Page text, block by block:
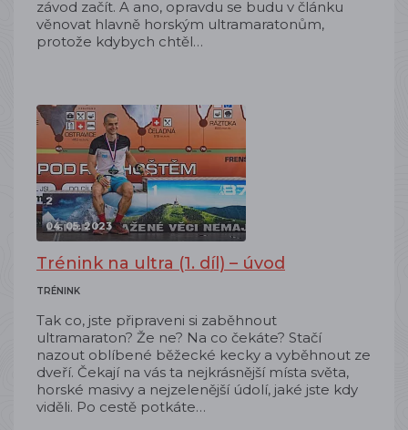
závod začít. A ano, opravdu se budu v článku
věnovat hlavně horským ultramaratonům,
protože kdybych chtěl…
04. 05. 2023
Trénink na ultra (1. díl) – úvod
TRÉNINK
Tak co, jste připraveni si zaběhnout
ultramaraton? Že ne? Na co čekáte? Stačí
nazout oblíbené běžecké kecky a vyběhnout ze
dveří. Čekají na vás ta nejkrásnější místa světa,
horské masivy a nejzelenější údolí, jaké jste kdy
viděli. Po cestě potkáte…